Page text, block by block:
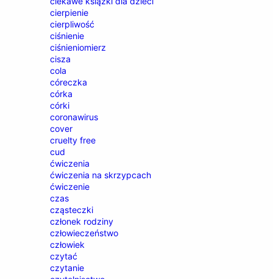
cierpienie
cierpliwość
ciśnienie
ciśnieniomierz
cisza
cola
córeczka
córka
córki
coronawirus
cover
cruelty free
cud
ćwiczenia
ćwiczenia na skrzypcach
ćwiczenie
czas
cząsteczki
członek rodziny
człowieczeństwo
człowiek
czytać
czytanie